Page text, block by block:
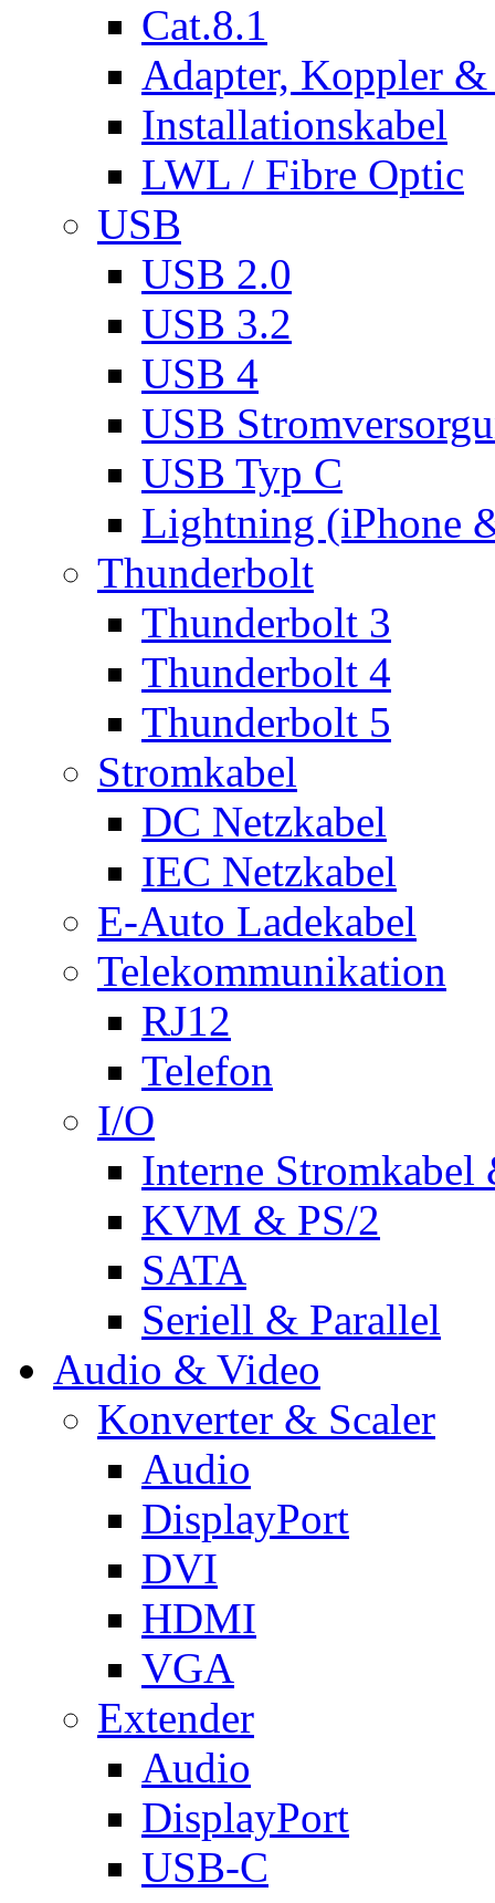
Cat.8.1
Adapter, Koppler &
Installationskabel
LWL / Fibre Optic
USB
USB 2.0
USB 3.2
USB 4
USB
USB Typ C
Lightning (iPhone
Thunderbolt
Thunderbolt 3
Thunderbolt 4
Thunderbolt 5
Stromkabel
DC Netzkabel
IEC Netzkabel
E-Auto Ladekabel
Telekommunikation
RJ12
Telefon
I/O
Interne Stromkabel
KVM & PS/2
SATA
Seriell & Parallel
Audio & Video
Konverter & Scaler
Audio
DisplayPort
DVI
HDMI
VGA
Extender
Audio
DisplayPort
USB-C